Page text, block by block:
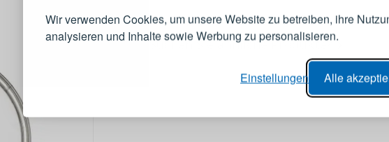
Wir verwenden Cookies, um unsere Website zu betreiben, ihre
analysieren und Inhalte sowie Werbung zu personalisieren.
Alle
Einstellungen
Suchen Sie ähnliche Produkte?
Live-Überblick über Änderungen an der
E-Mail-Adresse